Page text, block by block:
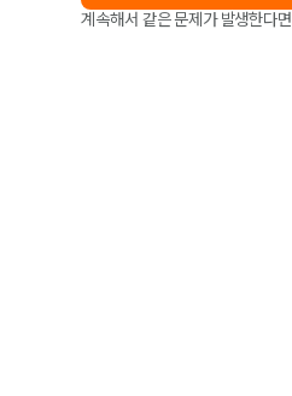
계속해서 같은 문제가 발생한다면